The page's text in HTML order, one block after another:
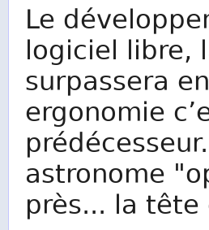
Le
logiciel libre,
surpassera
ergonomie
astronome
près... la